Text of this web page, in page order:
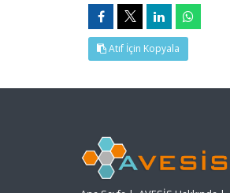
Atıf İçin Kopyala